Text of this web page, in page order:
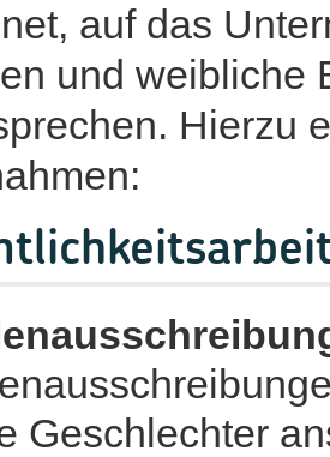
auf das
und weibliche
Hierzu
Geschlechter